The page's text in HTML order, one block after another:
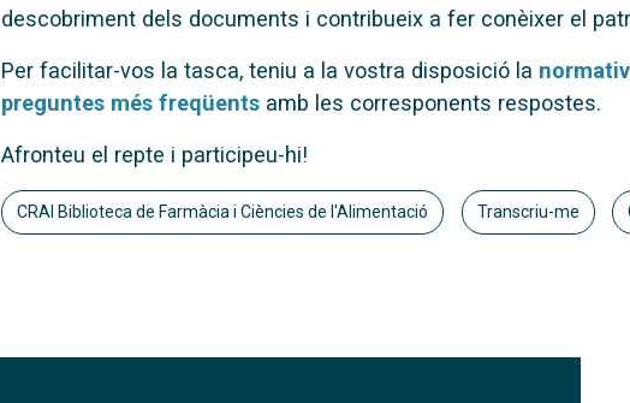
descobriment dels documents i contribueix a fer conèixer el
Per facilitar-vos la tasca, teniu a la vostra disposició la
preguntes més freqüents amb les corresponents respostes.
Afronteu el repte i participeu-hi!
CRAI Biblioteca de Farmàcia i Ciències de l'Alimentació Transcriu-me